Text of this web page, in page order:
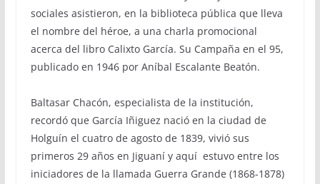
sociales asistieron, en la biblioteca pública que lleva
el nombre del héroe, a una charla promocional
acerca del libro Calixto García. Su Campaña en el 95,
publicado en 1946 por Aníbal Escalante Beatón.
Baltasar Chacón, especialista de la institución,
recordó que García Iñiguez nació en la ciudad de
Holguín el cuatro de agosto de 1839, vivió sus
primeros 29 años en Jiguaní y aquí estuvo entre los
iniciadores de la llamada Guerra Grande (1868-1878)